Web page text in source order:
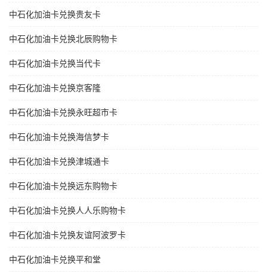
中石化加油卡兑换贵友卡
中石化加油卡兑换北辰购物卡
中石化加油卡兑换当代卡
中石化加油卡兑换京客隆
中石化加油卡兑换永旺超市卡
中石化加油卡兑换海信梦卡
中石化加油卡兑换津城通卡
中石化加油卡兑换远东购物卡
中石化加油卡兑换人人乐购物卡
中石化加油卡兑换友谊阿波罗卡
中石化加油卡兑换平和堂